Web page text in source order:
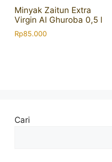
Minyak Zaitun Extra
Virgin Al Ghuroba 0,5 l
Rp85.000
Cari